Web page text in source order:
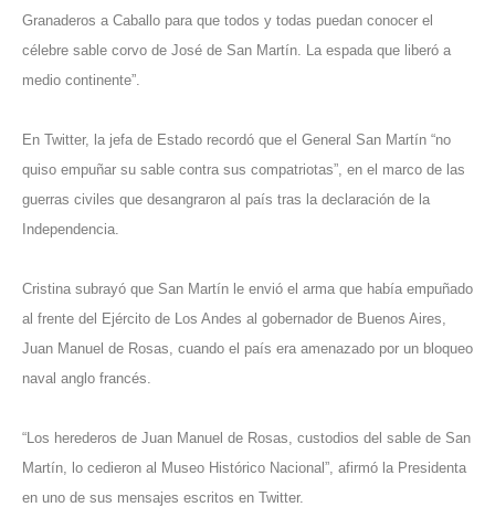
Granaderos a Caballo para que todos y todas puedan conocer el
célebre sable corvo de José de San Martín. La espada que liberó a
medio continente”.
En Twitter, la jefa de Estado recordó que el General San Martín “no
quiso empuñar su sable contra sus compatriotas”, en el marco de las
guerras civiles que desangraron al país tras la declaración de la
Independencia.
Cristina subrayó que San Martín le envió el arma que había empuñado
al frente del Ejército de Los Andes al gobernador de Buenos Aires,
Juan Manuel de Rosas, cuando el país era amenazado por un bloqueo
naval anglo francés.
“Los herederos de Juan Manuel de Rosas, custodios del sable de San
Martín, lo cedieron al Museo Histórico Nacional”, afirmó la Presidenta
en uno de sus mensajes escritos en Twitter.